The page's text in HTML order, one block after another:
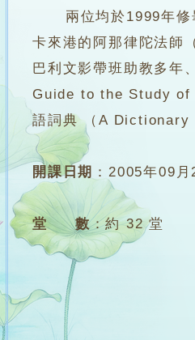
兩位均於1999年修畢
卡來港的阿那律陀法師
巴利文影帶班助教多年
Guide to the Study of
語詞典 （A
開課日期 ：2005年09月
堂 數：約 32 堂